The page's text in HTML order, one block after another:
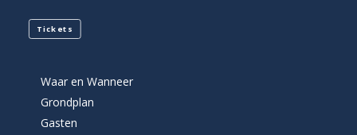
Tickets
Waar en Wanneer
Grondplan
Gasten